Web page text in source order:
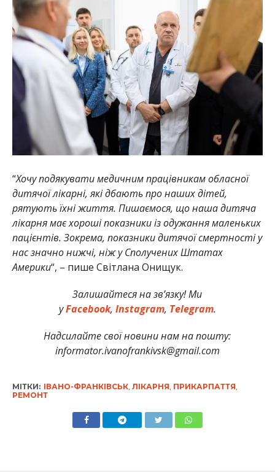
“Хочу подякувати медичним працівникам обласної
дитячої лікарні, які дбають про наших дітей,
рятують їхні життя. Пишаємося, що наша дитяча
лікарня має хороші показники із одужання маленьких
пацієнтів. Зокрема, показники дитячої смертності у
нас значно нижчі, ніж у Сполучених Штатах
Америки“, – пише Світлана Онищук.
Залишайтеся на зв’язку! Ми
уFacebook, Instagram, Telegram.
Надсилайте свої новини нам на пошту:
informator.ivanofrankivsk@gmail.com
МІТКИ: ІВАНО-ФРАНКІВСЬК, ЛІКАРНЯ ПРИКАРПАТТЯ
РЕМОНТ